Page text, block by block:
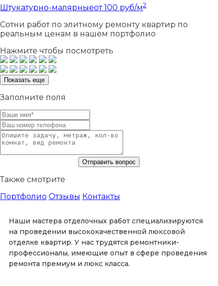
Штукатурно-малярныеот 100 руб/м2
Сотни работ по элитному ремонту квартир по
реальным ценам в нашем портфолио
Нажмите чтобы посмотреть
Показать еще
Заполните поля
Также смотрите
Портфолио Отзывы Контакты
Наши мастера отделочных работ специализируются
на проведении высококачественной люксовой
отделке квартир. У нас трудятся ремонтники-
профессионалы, имеющие опыт в сфере проведения
ремонта премиум и люкс класса.